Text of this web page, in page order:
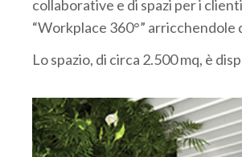
collaborative e di spazi per i
“Workplace 360°”
Lo spazio, di circa 2.500 mq, è